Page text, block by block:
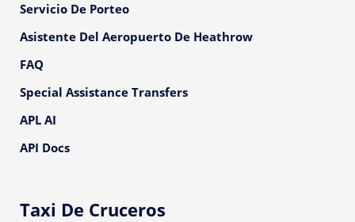
Servicio De Porteo
Asistente Del Aeropuerto De Heathrow
FAQ
Special Assistance Transfers
APL AI
API Docs
Taxi De Cruceros